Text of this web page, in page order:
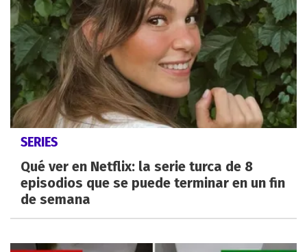
SERIES
Qué ver en Netflix: la serie turca de 8
episodios que se puede terminar en un fin
de semana